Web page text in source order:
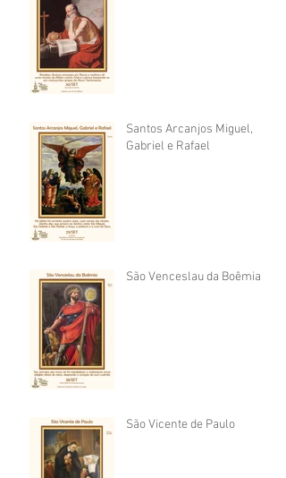
Santos Arcanjos Miguel,
Gabriel e Rafael
São Venceslau da Boêmia
São Vicente de Paulo